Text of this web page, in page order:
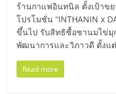
ที่
ปรึกษา
การ
ร้านกาแฟอินทนิล ตั้งเป้าข
โปรโมชั่น “INTHANIN x
ขึ้นไป รับสิทธิซื้อชานมไข่มุ
พัฒนาการและวิภาวดี ตั้งแต่
Read more